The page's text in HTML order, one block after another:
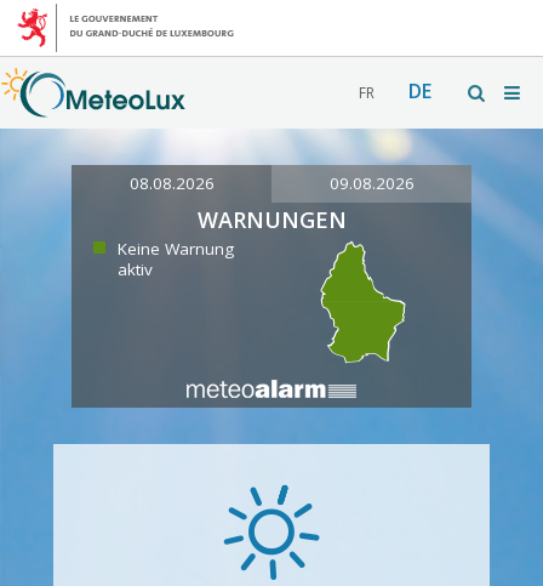
FR DE
08.08.2026 09.08.2026
WARNUNGEN
Keine Warnung
aktiv